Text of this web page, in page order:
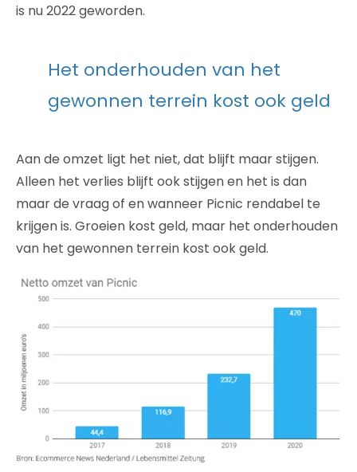
is nu 2022 geworden.
Het onderhouden van het
gewonnen terrein kost ook geld
Aan de omzet ligt het niet, dat blijft maar stijgen.
Alleen het verlies blijft ook stijgen en het is dan
maar de vraag of en wanneer Picnic rendabel te
krijgen is. Groeien kost geld, maar het onderhouden
van het gewonnen terrein kost ook geld.